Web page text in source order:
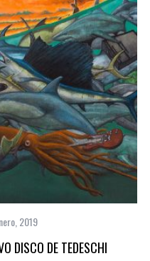
2019
DISCO DE TEDESCHI